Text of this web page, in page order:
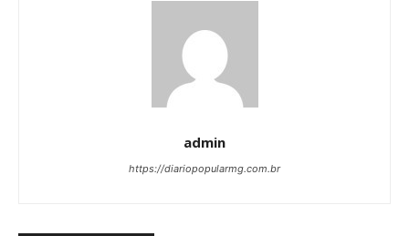
admin
https://diariopopularmg.com.br